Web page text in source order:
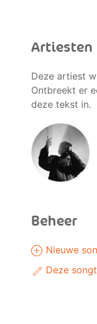
Artiesten
Deze artiest
Ontbreekt er
deze tekst in.
Beheer
Nieuwe
Deze